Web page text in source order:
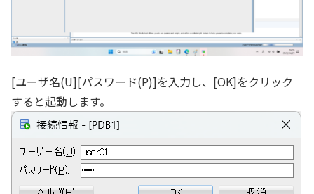
[ユーザ名(U][パスワード(P)]を入力し、[OK]をクリック
すると起動します。